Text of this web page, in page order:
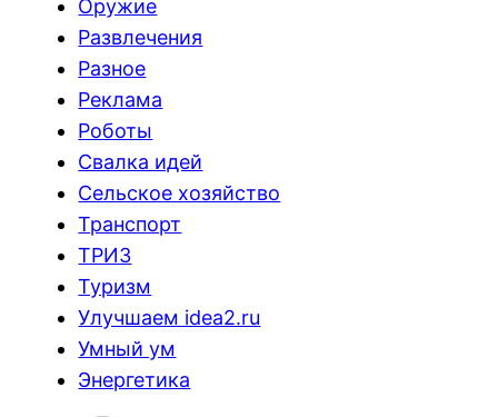
Оружие
Развлечения
Разное
Реклама
Роботы
Свалка идей
Сельское хозяйство
Транспорт
ТРИЗ
Туризм
Улучшаем idea2.ru
Умный ум
Энергетика